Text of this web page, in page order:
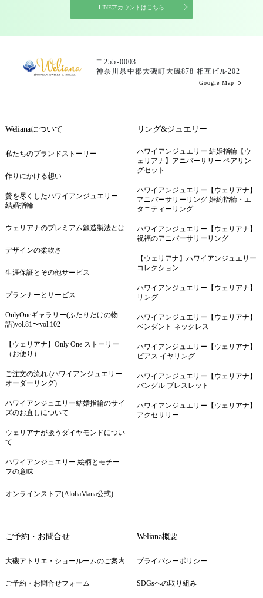
LINEアカウントはこちら
〒255-0003
神奈川県中郡大磯町大磯878 相互ビル202
Google Map
Welianaについて
私たちのブランドストーリー
作りにかける想い
贅を尽くしたハワイアンジュエリー
結婚指輪
ウェリアナのプレミアム鍛造製法とは
デザインの柔軟さ
生涯保証とその他サービス
プランナーとサービス
OnlyOneギャラリー(ふたりだけの物
語)vol.81〜vol.102
【ウェリアナ】Only One ストーリー
（お便り）
ご注文の流れ (ハワイアンジュエリー
オーダーリング)
ハワイアンジュエリー結婚指輪のサイ
ズのお直しについて
ウェリアナが扱うダイヤモンドについ
て
ハワイアンジュエリー 絵柄とモチー
フの意味
オンラインストア(AlohaMana公式)
リング&ジュエリー
ハワイアンジュエリー 結婚指輪【ウ
ェリアナ】アニバーサリー ペアリン
グセット
ハワイアンジュエリー【ウェリアナ】
アニバーサリーリング 婚約指輪・エ
タニティーリング
ハワイアンジュエリー【ウェリアナ】
祝福のアニバーサリーリング
【ウェリアナ】ハワイアンジュエリー
コレクション
ハワイアンジュエリー【ウェリアナ】
リング
ハワイアンジュエリー【ウェリアナ】
ペンダント ネックレス
ハワイアンジュエリー【ウェリアナ】
ピアス イヤリング
ハワイアンジュエリー【ウェリアナ】
バングル ブレスレット
ハワイアンジュエリー【ウェリアナ】
アクセサリー
ご予約・お問合せ
大磯アトリエ・ショールームのご案内
ご予約・お問合せフォーム
Weliana概要
プライバシーポリシー
SDGsへの取り組み